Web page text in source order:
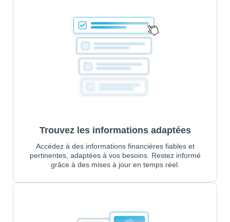
Trouvez les informations adaptées
Accédez à des informations financières fiables et
pertinentes, adaptées à vos besoins. Restez informé
grâce à des mises à jour en temps réel.